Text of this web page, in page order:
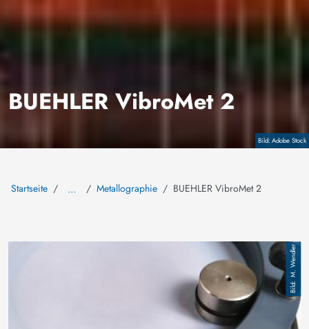
CopyrightAdobe Stock
BUEHLER VibroMet 2
Startseite … Metallographie BUEHLER VibroMet 2
M. Wendler